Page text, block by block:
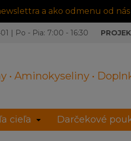
a ako odmenu od
• Aminokyseliny •
| Po - Pia: 7:00 - 16:30
cieľa Darčekové